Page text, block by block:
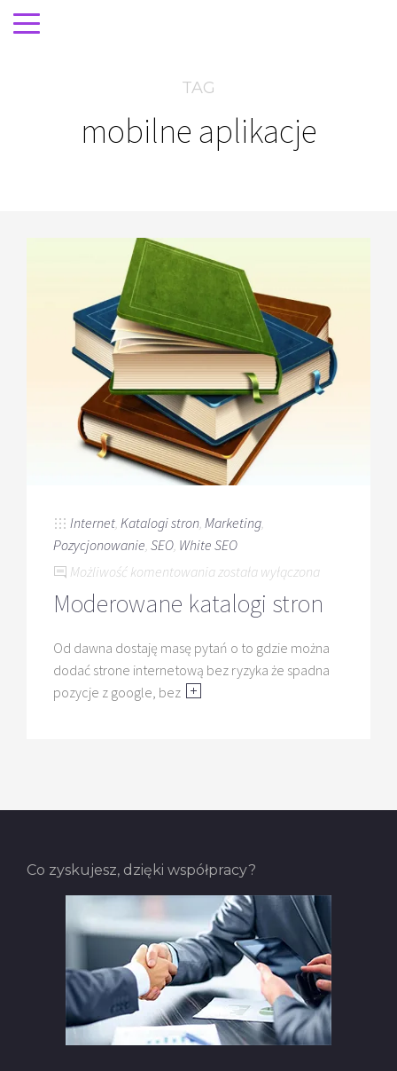
TAG
mobilne aplikacje
Internet Katalogi stron Marketing
Pozycjonowanie SEO White SEO
Możliwość komentowania Moderowane
katalogi
stron
została wyłączona
Moderowane katalogi stron
Od dawna dostaję masę pytań o to gdzie można
dodać strone internetową bez ryzyka że spadna
pozycje z google, bez
Co zyskujesz, dzięki współpracy?